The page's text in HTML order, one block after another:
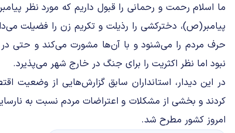
ما اسلام رحمت و رحمانی را قبول داریم که مورد نظر
پیامبر(ص)، دخترکشی را رذیلت و تکریم زن را فضیلت
حرف مردم را می‌شنود و با آن‌ها مشورت می‌کند و حتی در
نبود اما نظر اکث‍ریت را برای جنگ در خارج شهر می‌پذیرد.
در این دیدار، استانداران سابق گزارش‌هایی از وضعیت
کردند و بخشی از مشکلات و اعتراضات مردم نسبت به
امروز کشور مطرح شد.